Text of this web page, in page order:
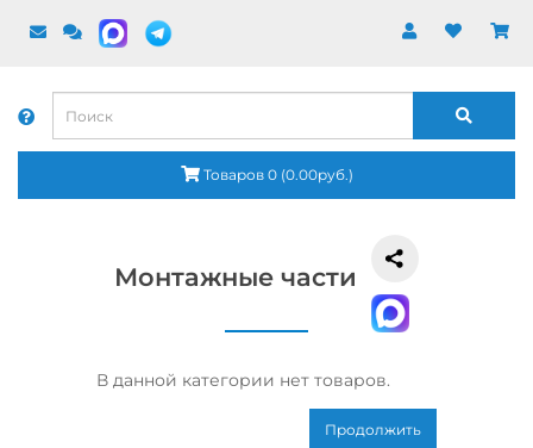
Товаров 0 (0.00руб.)
Монтажные части
В данной категории нет товаров.
Продолжить